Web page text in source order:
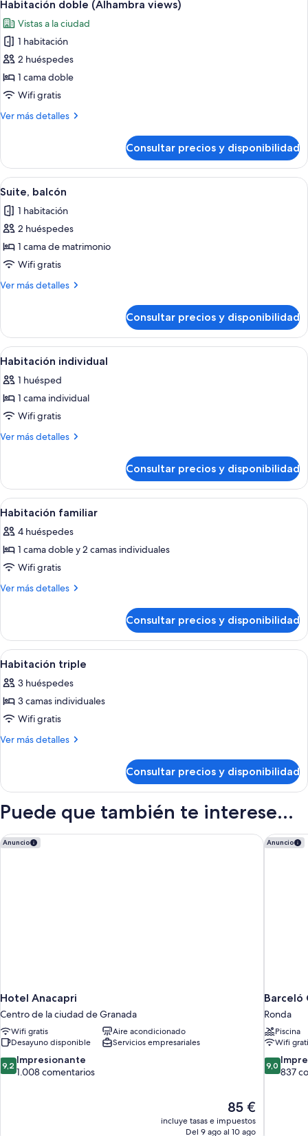
todas
las
fotos
de
Habitación
doble
views)
Habitación doble (Alhambra views)
Vistas a la ciudad
1 habitación
2 huéspedes
1 cama doble
Wifi gratis
Ver más detalles
Más
doble
(Alhambra
views)
Consultar precios y disponibilidad
Abrir
todas
las
fotos
de
Suite,
balcón
Suite, balcón | Edredones de
6
Suite, balcón
1 habitación
2 huéspedes
1 cama de matrimonio
Wifi gratis
Ver más detalles
Más
balcón
Consultar precios y disponibilidad
Abrir
todas
las
fotos
de
Habitación
Habitación de hotel con cabina de
7
Habitación individual
1 huésped
1 cama individual
Wifi gratis
Ver más detalles
Más
individual
Consultar precios y disponibilidad
Abrir
todas
las
fotos
de
Habitación
Un dormitorio con una escalera de
7
Habitación familiar
4 huéspedes
1 cama doble y 2 camas individuales
Wifi gratis
Ver más detalles
Más
familiar
Consultar precios y disponibilidad
Abrir
todas
las
fotos
de
Habitación
Un dormitorio con una escalera de
4
Habitación triple
3 huéspedes
3 camas individuales
Wifi gratis
Ver más detalles
Más
triple
Consultar precios y disponibilidad
Puede que también te interese...
Anuncio
Hotel Anacapri
Centro de la ciudad de Granada
Wifi gratis
Aire acondicionado
Desayuno disponible
Servicios empresariales
9.2
sobre
9,2 Impresionante
1.008 comentarios
El
precio
actual
85 €
incluye tasas e impuestos
Del 9 ago al 10 ago
Hotel Anacapri Anuncio
Barceló
Ronda
Piscina
Wifi
9.0
sobre
9,0
837
Barceló